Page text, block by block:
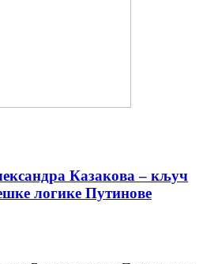
Казакова – кључ
логике Путинове